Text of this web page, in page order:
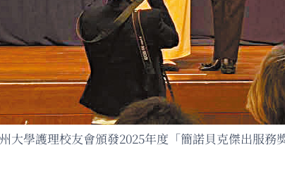
大學護理校友會頒發2025年度「簡諾貝克傑出服務